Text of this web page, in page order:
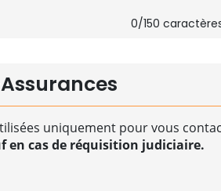
0/150
uniquement pour vous
en cas de réquisition judiciaire.